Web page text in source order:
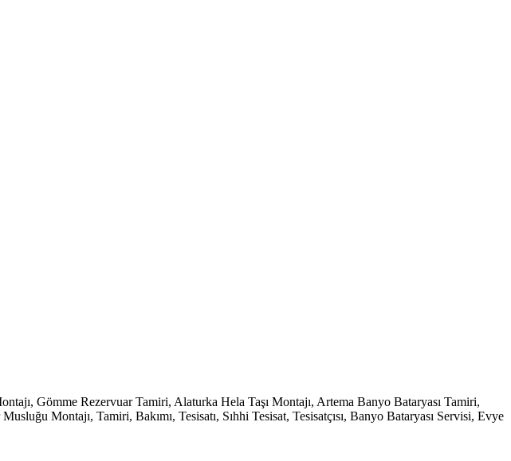
Gömme Rezervuar Tamiri, Alaturka Hela Taşı Montajı, Artema Banyo Bataryası Tamiri,
Montajı, Tamiri, Bakımı, Tesisatı, Sıhhi Tesisat, Tesisatçısı, Banyo Bataryası Servisi, Evye